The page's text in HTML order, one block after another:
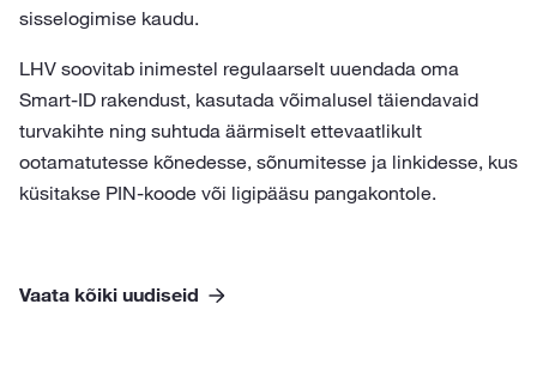
sisselogimise kaudu.
LHV soovitab inimestel regulaarselt uuendada oma
Smart-ID rakendust, kasutada võimalusel täiendavaid
turvakihte ning suhtuda äärmiselt ettevaatlikult
ootamatutesse kõnedesse, sõnumitesse ja linkidesse, kus
küsitakse PIN-koode või ligipääsu pangakontole.
Vaata kõiki uudiseid